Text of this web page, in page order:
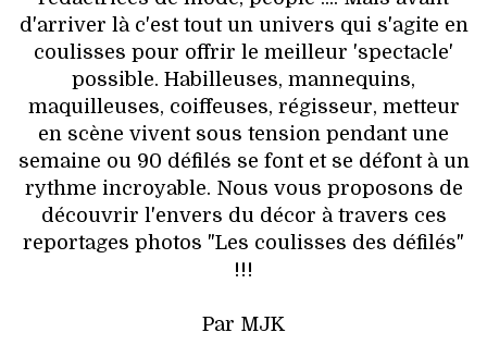
MAISON
AUTO
LIEUX TENDANCES
BEAUTÉ
MODE DE RUE
d'arriver là c'est tout un univers qui s'agite en
coulisses pour offrir le meilleur 'spectacle'
possible. Habilleuses, mannequins,
maquilleuses, coiffeuses, régisseur, metteur
en scène vivent sous tension pendant une
semaine ou 90 défilés se font et se défont à un
rythme incroyable. Nous vous proposons de
découvrir l'envers du décor à travers ces
reportages photos "Les coulisses des défilés"
!!!
Par MJK